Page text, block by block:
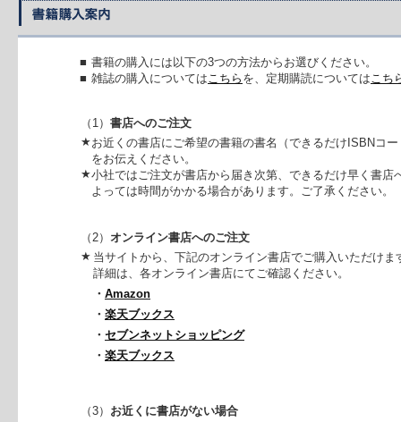
■ 書籍の購入には以下の3つの方法からお選びください。
■ 雑誌の購入についてはこちら を、定期購読についてはこち
（1） 書店へのご注文
★お近くの書店にご希望の書籍の書名（できるだけISBNコ
をお伝えください。
★小社ではご注文が書店から届き次第、できるだけ早く書店
よっては時間がかかる場合があります。ご了承ください。
（2） オンライン書店へのご注文
★ 当サイトから、下記のオンライン書店でご購入いただけま
詳細は、各オンライン書店にてご確認ください。
・ Amazon
・ 楽天ブックス
・ セブンネットショッピング
・ 楽天ブックス
（3） お近くに書店がない場合